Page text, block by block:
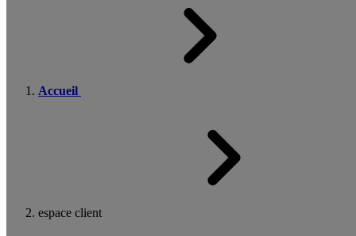
Accueil
espace client